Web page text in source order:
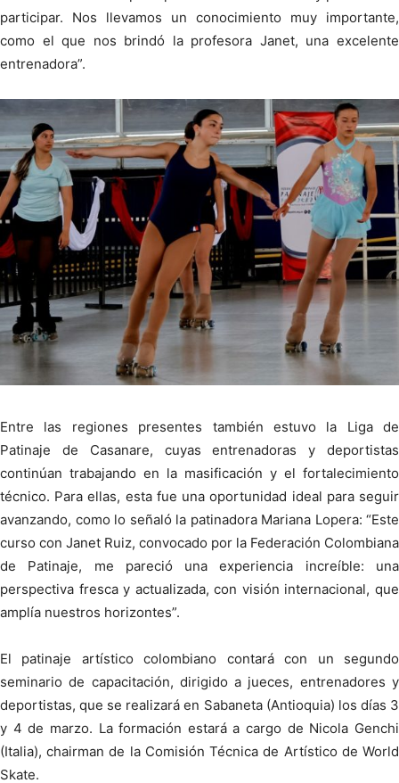
participar. Nos llevamos un conocimiento muy importante,
como el que nos brindó la profesora Janet, una excelente
entrenadora”.
Entre las regiones presentes también estuvo la Liga de
Patinaje de Casanare, cuyas entrenadoras y deportistas
continúan trabajando en la masificación y el fortalecimiento
técnico. Para ellas, esta fue una oportunidad ideal para seguir
avanzando, como lo señaló la patinadora Mariana Lopera: “Este
curso con Janet Ruiz, convocado por la Federación Colombiana
de Patinaje, me pareció una experiencia increíble: una
perspectiva fresca y actualizada, con visión internacional, que
amplía nuestros horizontes”.
El patinaje artístico colombiano contará con un segundo
seminario de capacitación, dirigido a jueces, entrenadores y
deportistas, que se realizará en Sabaneta (Antioquia) los días 3
y 4 de marzo. La formación estará a cargo de Nicola Genchi
(Italia), chairman de la Comisión Técnica de Artístico de World
Skate.